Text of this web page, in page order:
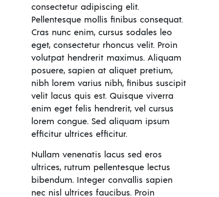
consectetur adipiscing elit.
Pellentesque mollis finibus consequat.
Cras nunc enim, cursus sodales leo
eget, consectetur rhoncus velit. Proin
volutpat hendrerit maximus. Aliquam
posuere, sapien at aliquet pretium,
nibh lorem varius nibh, finibus suscipit
velit lacus quis est. Quisque viverra
enim eget felis hendrerit, vel cursus
lorem congue. Sed aliquam ipsum
efficitur ultrices efficitur.
Nullam venenatis lacus sed eros
ultrices, rutrum pellentesque lectus
bibendum. Integer convallis sapien
nec nisl ultrices faucibus. Proin